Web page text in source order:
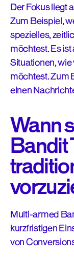
Der Fokus liegt
Zum Beispiel,
spezielles,
möchtest. Es
Situationen,
möchtest. Zum
einen
Wann
Bandit
Multi-armed
kurzfristigen
von